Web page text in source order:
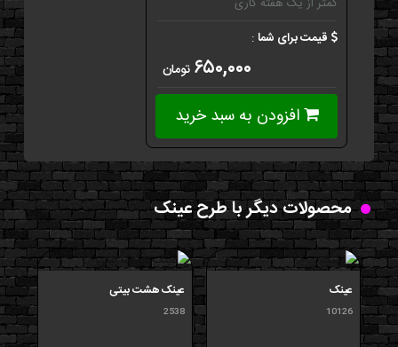
قیمت برای شما:
۶۵۰,۰۰۰ تومان
افزودن به سبد خرید
محصولات دیگر با طرح عینک
عینک
10126
عینک هشت بیتی
2538